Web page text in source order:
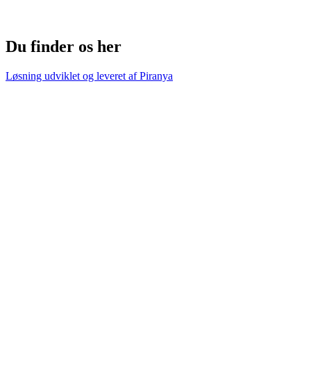
Du finder os her
Løsning udviklet og leveret afPiranya